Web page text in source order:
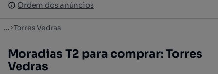
Ordem dos anúncios
Ordem dos anúncios
... Torres Vedras
Moradias T2 para comprar: Torres
Vedras